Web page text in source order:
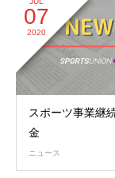
07
2020
スポーツ事業継
金
ニュース